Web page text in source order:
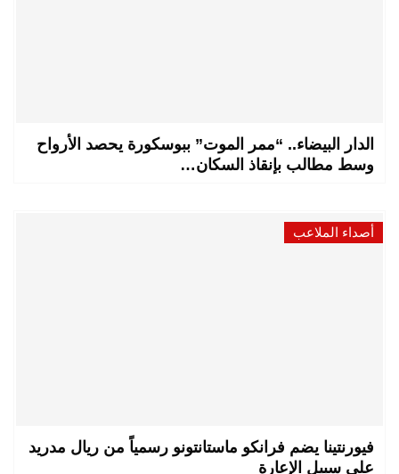
الدار البيضاء.. “ممر الموت” ببوسكورة يحصد الأرواح
وسط مطالب بإنقاذ السكان…
أصداء الملاعب
فيورنتينا يضم فرانكو ماستانتونو رسمياً من ريال مدريد
على سبيل الإعارة